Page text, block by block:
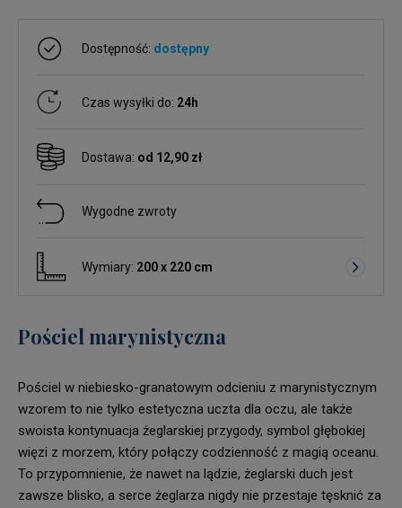
Dostępność: dostępny
Czas wysyłki do: 24h
Dostawa: od 12,90 zł
Wygodne zwroty
Wymiary: 200 x 220 cm
Pościel marynistyczna
Pościel w niebiesko-granatowym odcieniu z marynistycznym
wzorem to nie tylko estetyczna uczta dla oczu, ale także
swoista kontynuacja żeglarskiej przygody, symbol głębokiej
więzi z morzem, który połączy codzienność z magią oceanu.
To przypomnienie, że nawet na lądzie, żeglarski duch jest
zawsze blisko, a serce żeglarza nigdy nie przestaje tęsknić za